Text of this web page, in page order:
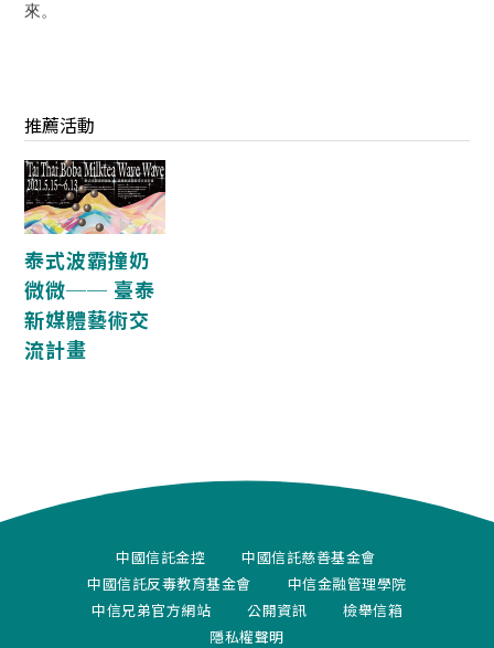
來。
推薦活動
泰式波霸撞奶
微微── 臺泰
新媒體藝術交
流計畫
中國信託金控
中國信託慈善基金會
中國信託反毒教育基金會
中信金融管理學院
中信兄弟官方網站
公開資訊
檢舉信箱
隱私權聲明